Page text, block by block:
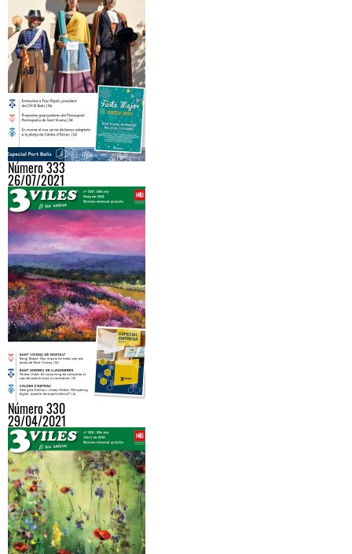
Número 333
26/07/2021
Número 330
29/04/2021